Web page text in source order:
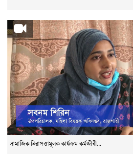
সামাজিক নিরাপত্তামূলক কার্যক্রম কর্মজীবী...